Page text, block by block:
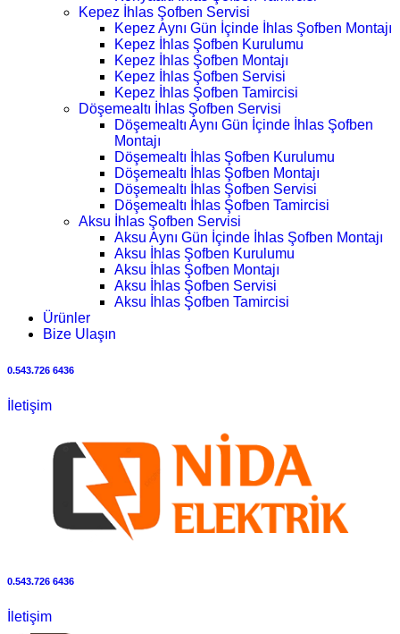
Kepez İhlas Şofben Servisi
Kepez Aynı Gün İçinde İhlas Şofben Montajı
Kepez İhlas Şofben Kurulumu
Kepez İhlas Şofben Montajı
Kepez İhlas Şofben Servisi
Kepez İhlas Şofben Tamircisi
Döşemealtı İhlas Şofben Servisi
Döşemealtı Aynı Gün İçinde İhlas Şofben
Montajı
Döşemealtı İhlas Şofben Kurulumu
Döşemealtı İhlas Şofben Montajı
Döşemealtı İhlas Şofben Servisi
Döşemealtı İhlas Şofben Tamircisi
Aksu İhlas Şofben Servisi
Aksu Aynı Gün İçinde İhlas Şofben Montajı
Aksu İhlas Şofben Kurulumu
Aksu İhlas Şofben Montajı
Aksu İhlas Şofben Servisi
Aksu İhlas Şofben Tamircisi
Ürünler
Bize Ulaşın
0.543.726 6436
İletişim
0.543.726 6436
İletişim